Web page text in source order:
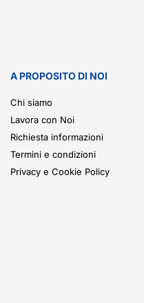
A PROPOSITO DI NOI
Chi siamo
Lavora con Noi
Richiesta informazioni
Termini e condizioni
Privacy e Cookie Policy